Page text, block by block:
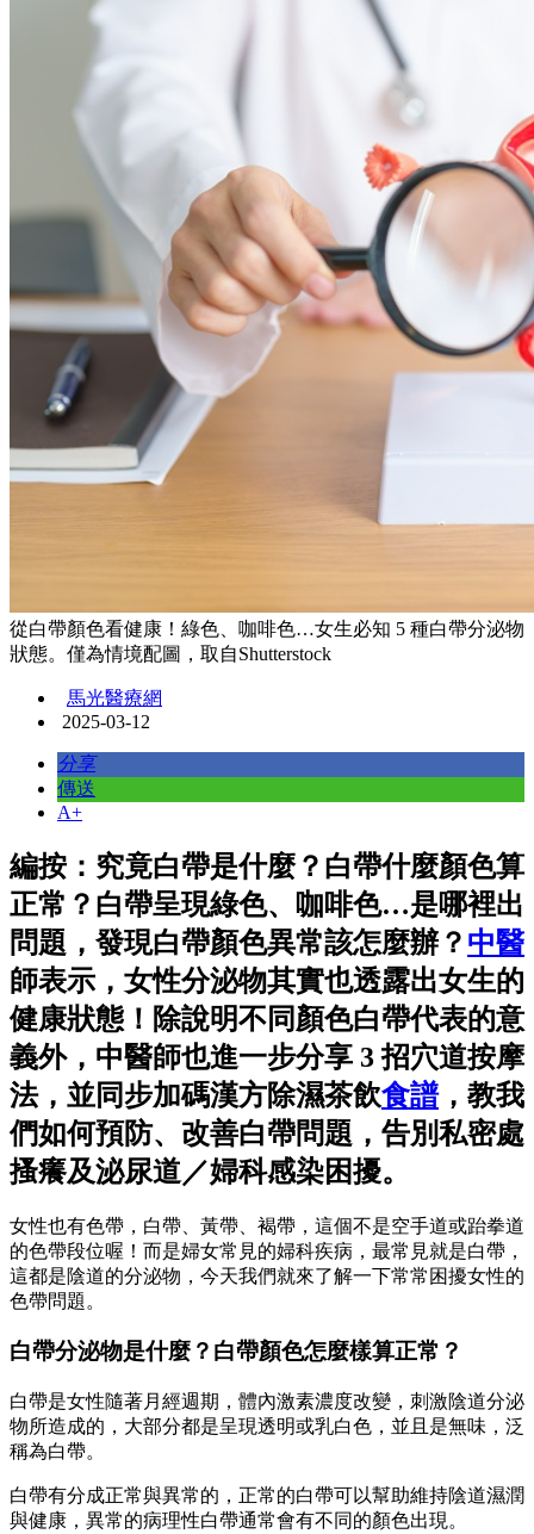
從白帶顏色看健康！綠色、咖啡色…女生必知 5 種白帶分泌物
狀態。僅為情境配圖，取自Shutterstock
馬光醫療網
2025-03-12
分享
傳送
A+
編按：究竟白帶是什麼？白帶什麼顏色算
正常？白帶呈現綠色、咖啡色…是哪裡出
問題，發現白帶顏色異常該怎麼辦？ 中醫
師表示，女性分泌物其實也透露出女生的
健康狀態！除說明不同顏色白帶代表的意
義外，中醫師也進一步分享 3 招穴道按摩
法，並同步加碼漢方除濕茶飲食譜，教我
們如何預防、改善白帶問題，告別私密處
搔癢及泌尿道／婦科感染困擾。
女性也有色帶，白帶、黃帶、褐帶，這個不是空手道或跆拳道
的色帶段位喔！而是婦女常見的婦科疾病，最常見就是白帶，
這都是陰道的分泌物，今天我們就來了解一下常常困擾女性的
色帶問題。
白帶分泌物是什麼？白帶顏色怎麼樣算正常？
白帶是女性隨著月經週期，體內激素濃度改變，刺激陰道分泌
物所造成的，大部分都是呈現透明或乳白色，並且是無味，泛
稱為白帶。
白帶有分成正常與異常的，正常的白帶可以幫助維持陰道濕潤
與健康，異常的病理性白帶通常會有不同的顏色出現。